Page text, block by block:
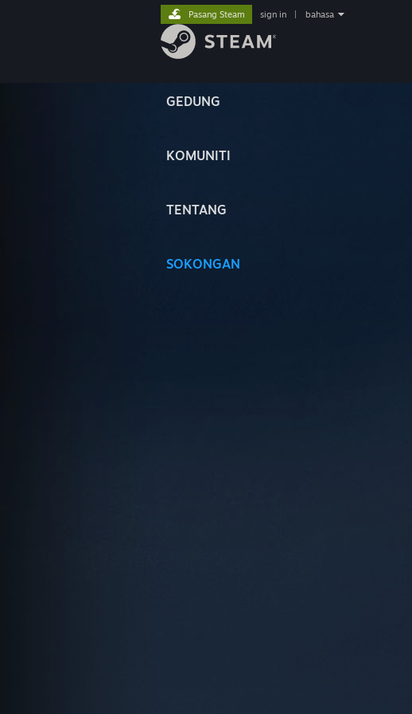
GEDUNG
KOMUNITI
TENTANG
SOKONGAN
Pasang Steam sign in bahasa